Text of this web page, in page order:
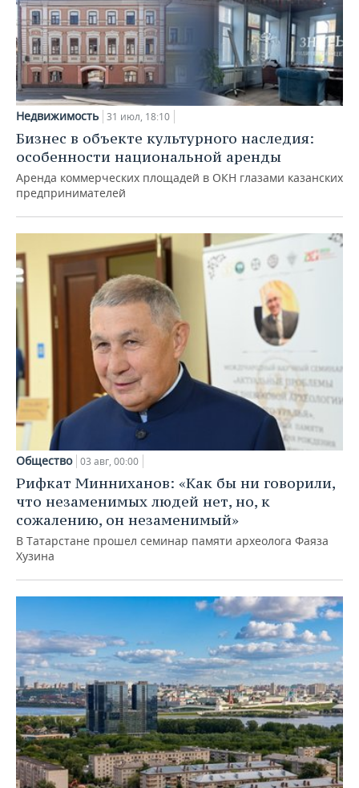
Недвижимость 31 июл, 18:10
Бизнес в объекте культурного наследия:
особенности национальной аренды
Аренда коммерческих площадей в ОКН глазами казанских
предпринимателей
Общество 03 авг, 00:00
Рифкат Минниханов: «Как бы ни говорили,
что незаменимых людей нет, но, к
сожалению, он незаменимый»
В Татарстане прошел семинар памяти археолога Фаяза
Хузина